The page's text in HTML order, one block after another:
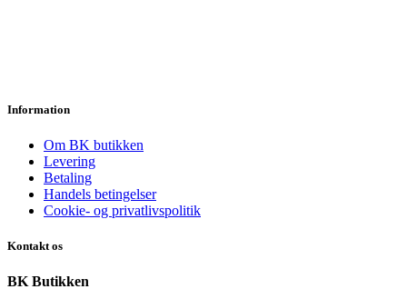
Information
Om BK butikken
Levering
Betaling
Handels betingelser
Cookie- og privatlivspolitik
Kontakt os
BK Butikken